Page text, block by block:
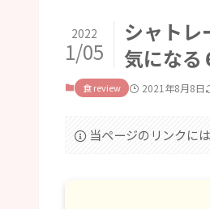
シャト
気になる
2022
1/05
食 review 2021年8月8日
当ページのリンクに